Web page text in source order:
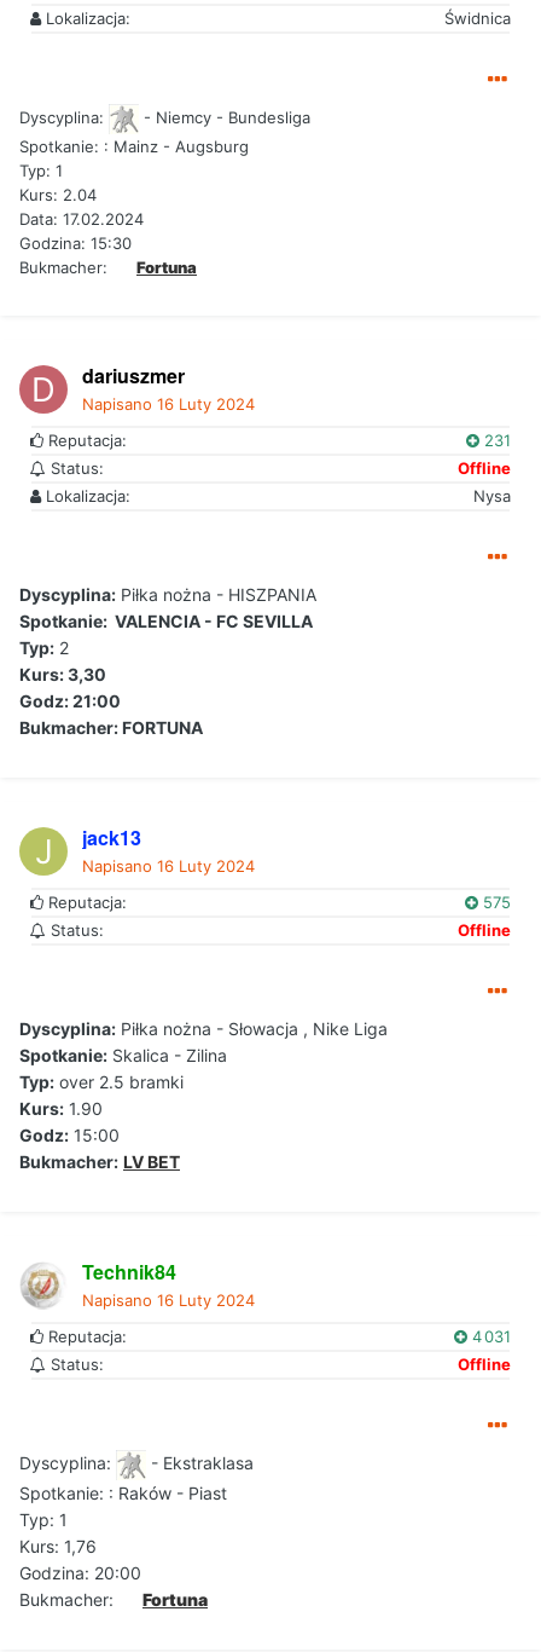
Lokalizacja: Świdnica
Dyscyplina:
- Niemcy - Bundesliga
Spotkanie: : Mainz - Augsburg
Typ: 1
Kurs: 2.04
Data: 17.02.2024
Godzina: 15:30
Bukmacher:
Fortuna
dariuszmer
Napisano 16 Luty 2024
Reputacja:
231
Status:
Offline
Lokalizacja:
Nysa
Dyscyplina: Piłka nożna - HISZPANIA
Spotkanie: VALENCIA - FC SEVILLA
Typ: 2
Kurs: 3,30
Godz: 21:00
Bukmacher: FORTUNA
jack13
Napisano 16 Luty 2024
Reputacja:
575
Status:
Offline
Dyscyplina: Piłka nożna - Słowacja , Nike Liga
Spotkanie: Skalica - Zilina
Typ: over 2.5 bramki
Kurs: 1.90
Godz: 15:00
Bukmacher: LV BET
Technik84
Napisano 16 Luty 2024
Reputacja:
4 031
Status:
Offline
Dyscyplina:
- Ekstraklasa
Spotkanie: : Raków - Piast
Typ: 1
Kurs: 1,76
Godzina: 20:00
Bukmacher:
Fortuna